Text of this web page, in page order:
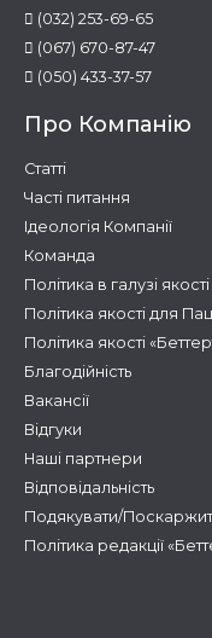
(032) 253-69-65
(067) 670-87-47
(050) 433-37-57
Про Компанію
Статті
Часті питання
Ідеологія Компанії
Команда
Політика в галузі якості
Політика якості для
Політика якості
Благодійність
Вакансії
Відгуки
Наші партнери
Відповідальність
Подякувати/
Політика редакції